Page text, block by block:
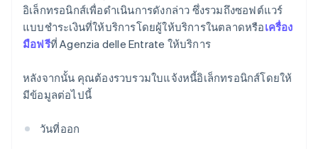
อิเล็กทรอนิกส์เพื่อดําเนินการดังกล่าว ซึ่งรวมถึงซอฟต์แวร์
แบบชําระเงินที่ให้บริการโดยผู้ให้บริการในตลาดหรือเครื่อง
มือฟรีที่ Agenzia delle Entrate ให้บริการ
หลังจากนั้น คุณต้องรวบรวมใบแจ้งหนี้อิเล็กทรอนิกส์โดยให้
มีข้อมูลต่อไปนี้
วันที่ออก